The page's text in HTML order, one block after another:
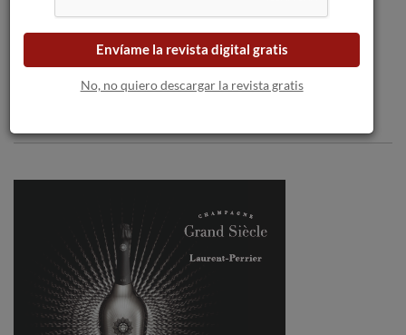
Envíame la revista digital gratis
No, no quiero descargar la revista gratis